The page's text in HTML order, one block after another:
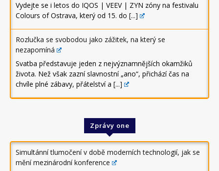
Vydejte se i letos do IQOS | VEEV | ZYN zóny na festivalu
Colours of Ostrava, který od 15. do [...]
Rozlučka se svobodou jako zážitek, na který se
nezapomíná
Svatba představuje jeden z nejvýznamnějších okamžiků
života. Než však zazní slavnostní „ano“, přichází čas na
chvíle plné zábavy, přátelství a [...]
Zprávy one
Simultánní tlumočení v době moderních technologií, jak se
mění mezinárodní konference